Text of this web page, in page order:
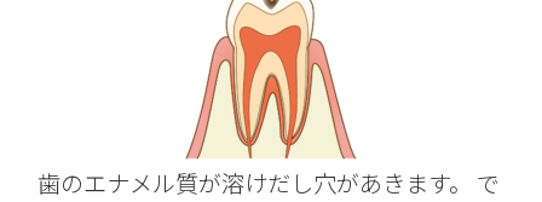
歯のエナメル質が溶けだし穴があきます。 で